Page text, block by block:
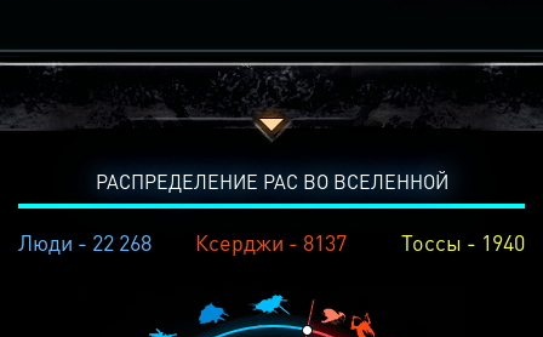
РАСПРЕДЕЛЕНИЕ РАС ВО ВСЕЛЕННОЙ
Люди - 22 268 Ксерджи - 8137 Тоссы - 1940